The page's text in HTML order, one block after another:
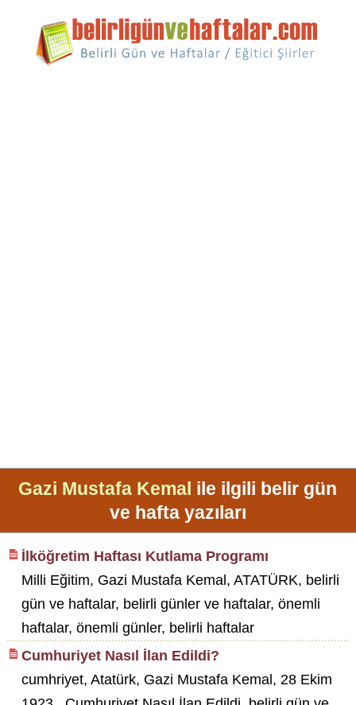
Gazi Mustafa Kemal ile ilgili belir gün
ve hafta yazıları
İlköğretim Haftası Kutlama Programı
Milli Eğitim, Gazi Mustafa Kemal, ATATÜRK, belirli
gün ve haftalar, belirli günler ve haftalar, önemli
haftalar, önemli günler, belirli haftalar
Cumhuriyet Nasıl İlan Edildi?
cumhriyet, Atatürk, Gazi Mustafa Kemal, 28 Ekim